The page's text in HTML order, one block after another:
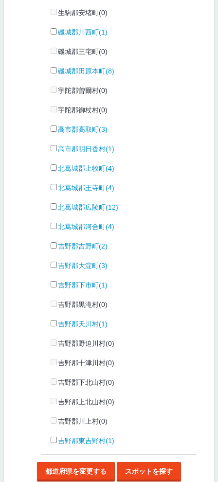
生駒郡安堵町(0)
磯城郡川西町(1)
磯城郡三宅町(0)
磯城郡田原本町(8)
宇陀郡曽爾村(0)
宇陀郡御杖村(0)
高市郡高取町(3)
高市郡明日香村(1)
北葛城郡上牧町(4)
北葛城郡王寺町(4)
北葛城郡広陵町(12)
北葛城郡河合町(4)
吉野郡吉野町(2)
吉野郡大淀町(3)
吉野郡下市町(1)
吉野郡黒滝村(0)
吉野郡天川村(1)
吉野郡野迫川村(0)
吉野郡十津川村(0)
吉野郡下北山村(0)
吉野郡上北山村(0)
吉野郡川上村(0)
吉野郡東吉野村(1)